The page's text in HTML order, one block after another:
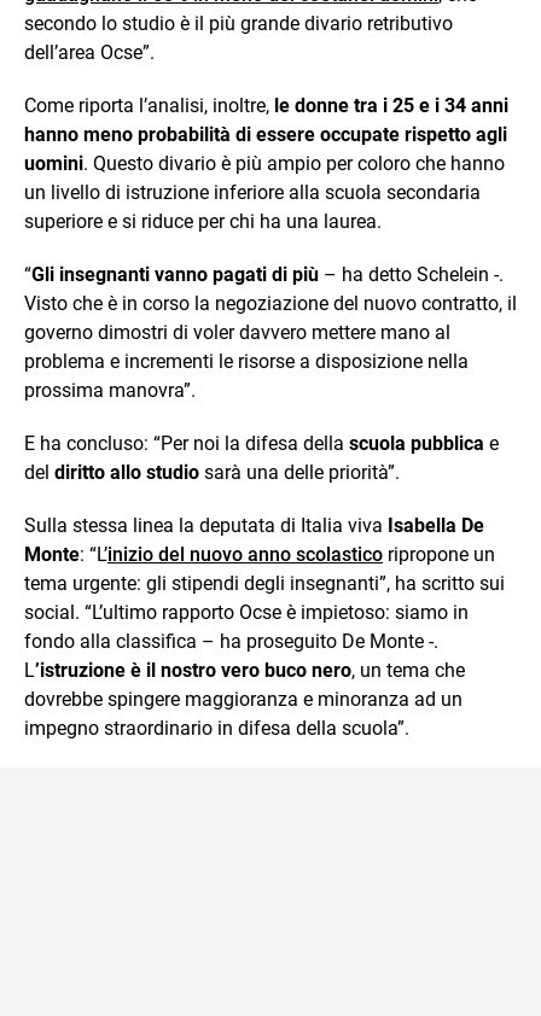
secondo lo studio è il più grande divario retributivo
dell’area Ocse”.
Come riporta l’analisi, inoltre, le donne tra i 25 e i 34 anni
hanno meno probabilità di essere occupate rispetto agli
uomini. Questo divario è più ampio per coloro che hanno
un livello di istruzione inferiore alla scuola secondaria
superiore e si riduce per chi ha una laurea.
“Gli insegnanti vanno pagati di più – ha detto Schelein -.
Visto che è in corso la negoziazione del nuovo contratto, il
governo dimostri di voler davvero mettere mano al
problema e incrementi le risorse a disposizione nella
prossima manovra”.
E ha concluso: “Per noi la difesa della scuola pubblica e
del diritto allo studio sarà una delle priorità”.
Sulla stessa linea la deputata di Italia viva Isabella De
Monte: “L’inizio del nuovo anno scolastico ripropone un
tema urgente: gli stipendi degli insegnanti”, ha scritto sui
social. “L’ultimo rapporto Ocse è impietoso: siamo in
fondo alla classifica – ha proseguito De Monte -.
L’istruzione è il nostro vero buco nero, un tema che
dovrebbe spingere maggioranza e minoranza ad un
impegno straordinario in difesa della scuola”.